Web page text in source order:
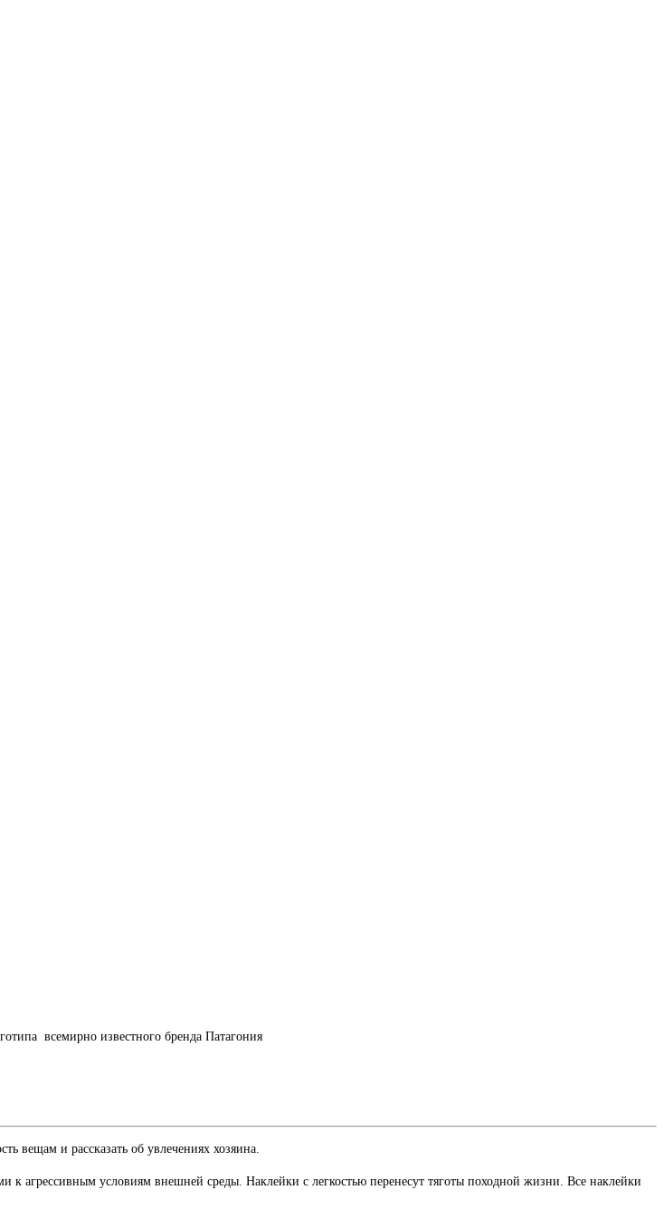
всемирно известного бренда Патагония
вещам и рассказать об увлечениях хозяина.
агрессивным условиям внешней среды. Наклейки с легкостью перенесут тяготы походной жизни. Все наклейки